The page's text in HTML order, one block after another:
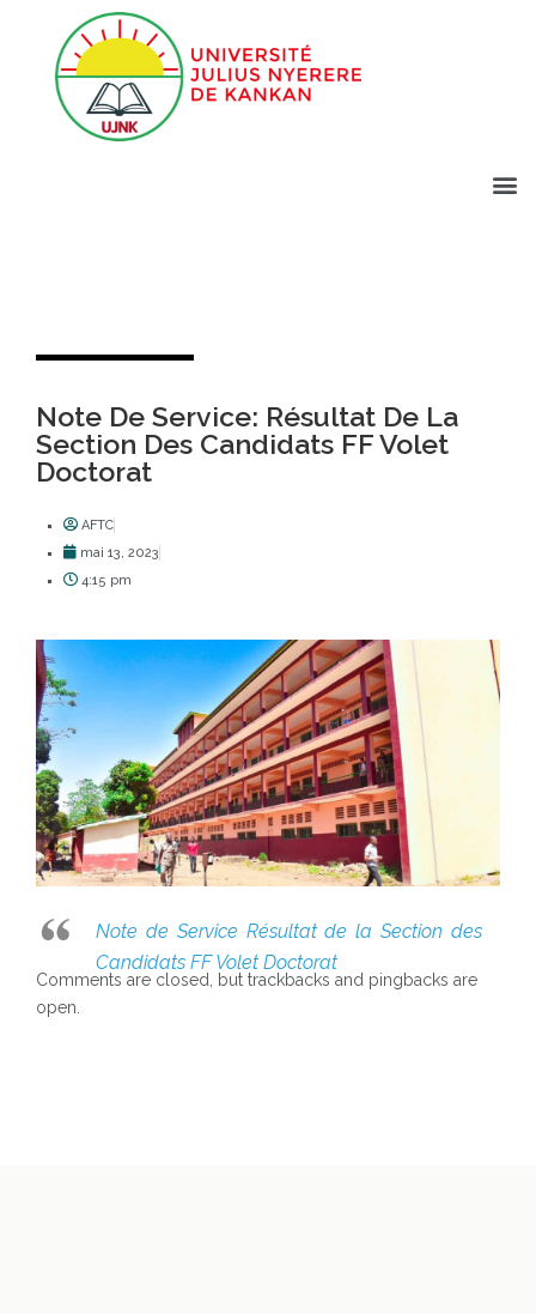
Note De Service: Résultat De La
Section Des Candidats FF Volet
Doctorat
AFTC
mai 13, 2023
4:15 pm
Note de Service Résultat de la Section des
Candidats FF Volet Doctorat
Comments are closed, but trackbacks and pingbacks are
open.